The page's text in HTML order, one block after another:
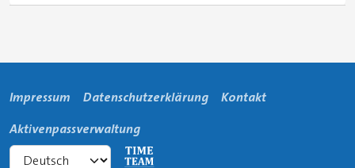
Impressum Datenschutzerklärung
Kontakt
Aktivenpassverwaltung